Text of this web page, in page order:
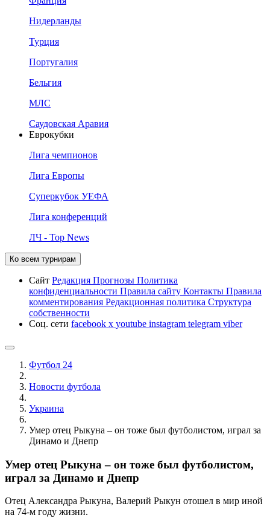
Нидерланды
Турция
Португалия
Бельгия
МЛС
Саудовская Аравия
Еврокубки
Лига чемпионов
Лига Европы
Суперкубок УЕФА
Лига конференций
ЛЧ - Top News
Ко всем турнирам
Сайт Редакция Прогнозы Политика
конфиденциальности Правила сайту Контакты Правила
комментирования Редакционная политика Структура
собственности
Соц. сети facebook x youtube instagram telegram viber
Футбол 24
Новости футбола
Украина
Умер отец Рыкуна – он тоже был футболистом, играл за
Динамо и Днепр
Умер отец Рыкуна – он тоже был футболистом,
играл за Динамо и Днепр
Отец Александра Рыкуна, Валерий Рыкун отошел в мир иной
на 74-м году жизни.